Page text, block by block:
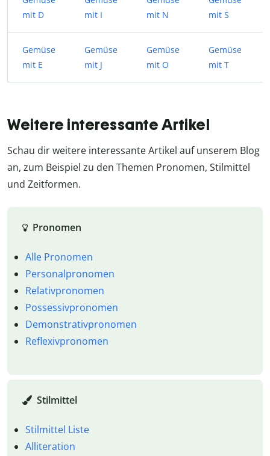
mit D
mit I
mit N
mit S
Gemüse
mit E
Gemüse
mit J
Gemüse
mit O
Gemüse
mit T
Weitere interessante Artikel
Schau dir weitere interessante Artikel auf unserem Blog
an, zum Beispiel zu den Themen Pronomen, Stilmittel
und Zeitformen.
Pronomen
Alle Pronomen
Personalpronomen
Relativpronomen
Possessivpronomen
Demonstrativpronomen
Reflexivpronomen
Stilmittel
Stilmittel Liste
Alliteration